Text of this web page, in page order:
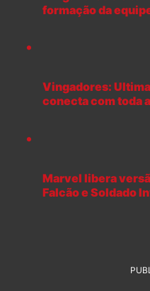
formação da
Vingadores:
conecta com toda
Marvel libera
Falcão e Soldado